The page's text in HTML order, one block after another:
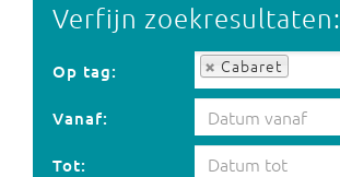
Verfijn zoekresultaten:
Op tag: Cabaret
Op tag:
Vanaf:
Tot: